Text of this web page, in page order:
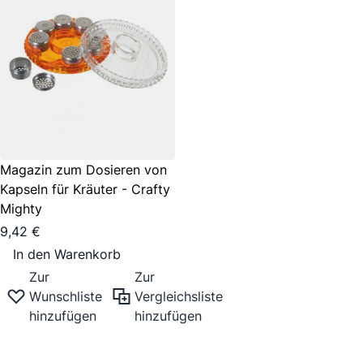
Magazin zum Dosieren von
Kapseln für Kräuter - Crafty
Mighty
9,42 €
In den Warenkorb
Zur
Wunschliste
hinzufügen
Zur
Vergleichsliste
hinzufügen